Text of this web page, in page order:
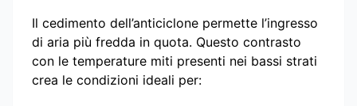
Il cedimento dell’anticiclone permette l’ingresso
di aria più fredda in quota. Questo contrasto
con le temperature miti presenti nei bassi strati
crea le condizioni ideali per: